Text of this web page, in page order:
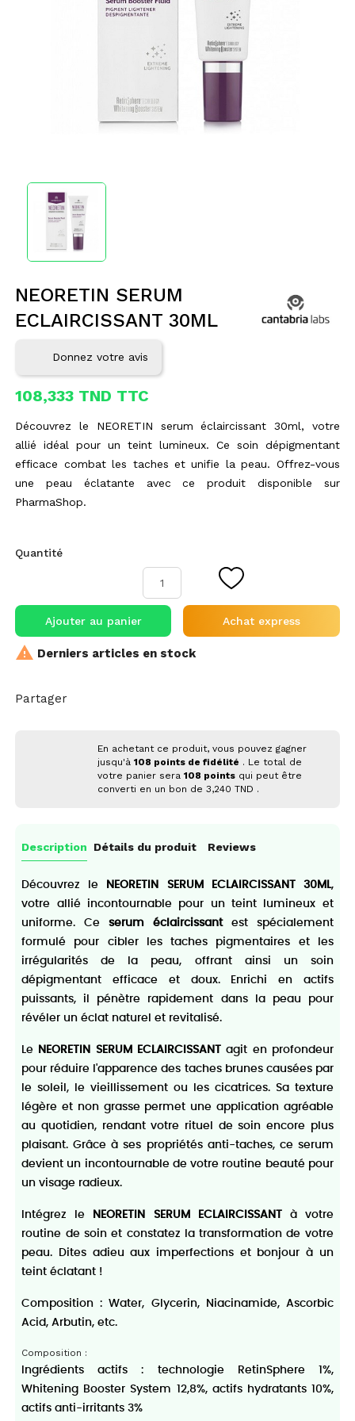
NEORETIN SERUM
ECLAIRCISSANT 30ML
Donnez votre avis
108,333 TND TTC
Découvrez le NEORETIN serum éclaircissant 30ml, votre
allié idéal pour un teint lumineux. Ce soin dépigmentant
efficace combat les taches et unifie la peau. Offrez-vous
une peau éclatante avec ce produit disponible sur
PharmaShop.
Quantité
Ajouter au panier Achat express
 Derniers articles en stock
Partager
En achetant ce produit, vous pouvez gagner
jusqu'à108 points de fidélité . Le total de
votre panier sera108 points qui peut être
converti en un bon de3,240 TND .
Description Détails du produit Reviews
Découvrez le NEORETIN SERUM ECLAIRCISSANT 30ML,
votre allié incontournable pour un teint lumineux et
uniforme. Ceserum éclaircissantest spécialement
formulé pour cibler les taches pigmentaires et les
irrégularités de la peau, offrant ainsi un soin
dépigmentant efficace et doux. Enrichi en actifs
puissants, il pénètre rapidement dans la peau pour
révéler un éclat naturel et revitalisé.
Le NEORETIN SERUM ECLAIRCISSANT agit en profondeur
pour réduire l'apparence des taches brunes causées par
le soleil, le vieillissement ou les cicatrices. Sa texture
légère et non grasse permet une application agréable
au quotidien, rendant votre rituel de soin encore plus
plaisant. Grâce à ses propriétés anti-taches, ce serum
devient un incontournable de votre routine beauté pour
un visage radieux.
Intégrez le NEORETIN SERUM ECLAIRCISSANTà votre
routine de soin et constatez la transformation de votre
peau. Dites adieu aux imperfections et bonjour à un
teint éclatant !
Composition : Water, Glycerin, Niacinamide, Ascorbic
Acid, Arbutin, etc.
Composition :
Ingrédients actifs : technologie RetinSphere 1%,
Whitening Booster System 12,8%, actifs hydratants 10%,
actifs anti-irritants 3%